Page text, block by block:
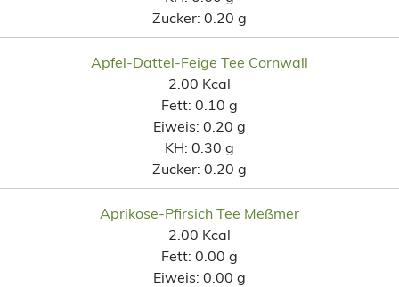
Zucker: 0.20 g
Apfel-Dattel-Feige Tee Cornwall
2.00 Kcal
Fett: 0.10 g
Eiweis: 0.20 g
KH: 0.30 g
Zucker: 0.20 g
Aprikose-Pfirsich Tee Meßmer
2.00 Kcal
Fett: 0.00 g
Eiweis: 0.00 g